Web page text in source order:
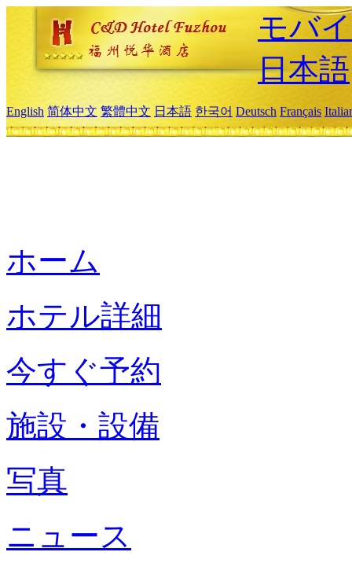
モバ
日本語
English 简体中文 繁體中文 日本語 한국어 Deutsch Français
ホーム
ホテル詳細
今すぐ予約
施設・設備
写真
ニュース